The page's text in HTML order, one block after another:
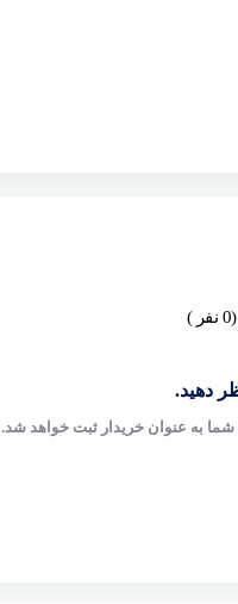
)
دهید.
شما به عنوان خریدار ثبت خواهد شد.